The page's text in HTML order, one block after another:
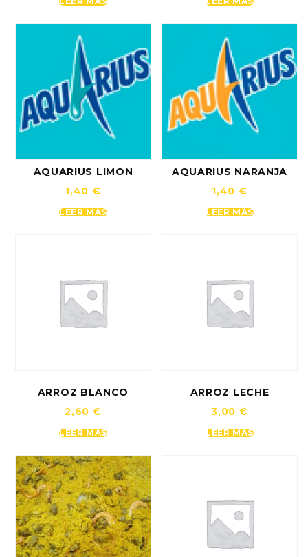
AQUARIUS LIMON
1,40 €
LEER MÁS
AQUARIUS NARANJA
1,40 €
LEER MÁS
ARROZ BLANCO
2,60 €
LEER MÁS
ARROZ LECHE
3,00 €
LEER MÁS